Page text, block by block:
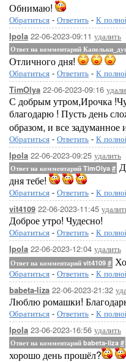
Обнимаю!
Обратиться - Ответить - К
Ipola 22-06-2023-09:11 удалить
Ответ на комментарий
Отличного дня!
Обратиться - Ответить - К
TimOlya 22-06-2023-09:16
С добрым утром,Ирочка
благодарю ! Пусть день
образом, и все задуманное
Обратиться - Ответить - К
Ipola 22-06-2023-09:25 удалить
Ответ на комментарий TimOlya #
дня тебе!
Обратиться - Ответить - К
vit4109 22-06-2023-11:45
Доброе утро! Чудесно!
Обратиться - Ответить - К
Ipola 22-06-2023-12:04 удалить
Ответ на комментарий vit4109 #
Обратиться - Ответить - К
babeta-liza 22-06-2023-21:32
Люблю ромашки!
Обратиться - Ответить - К
Ipola 23-06-2023-16:56 удалить
Ответ на комментарий babeta-liza #
хорошо день прошёл?